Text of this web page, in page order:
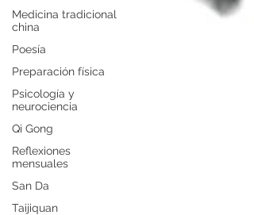
Medicina tradicional
china
Poesía
Preparación física
Psicología y
neurociencia
Qi Gong
Reflexiones
mensuales
San Da
Taijiquan